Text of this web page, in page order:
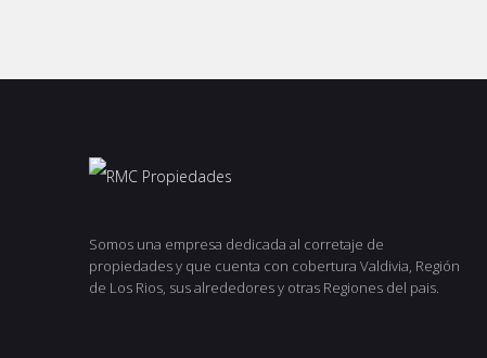
Somos una empresa dedicada al corretaje de
propiedades y que cuenta con cobertura Valdivia, Región
de Los Rios, sus alrededores y otras Regiones del pais.